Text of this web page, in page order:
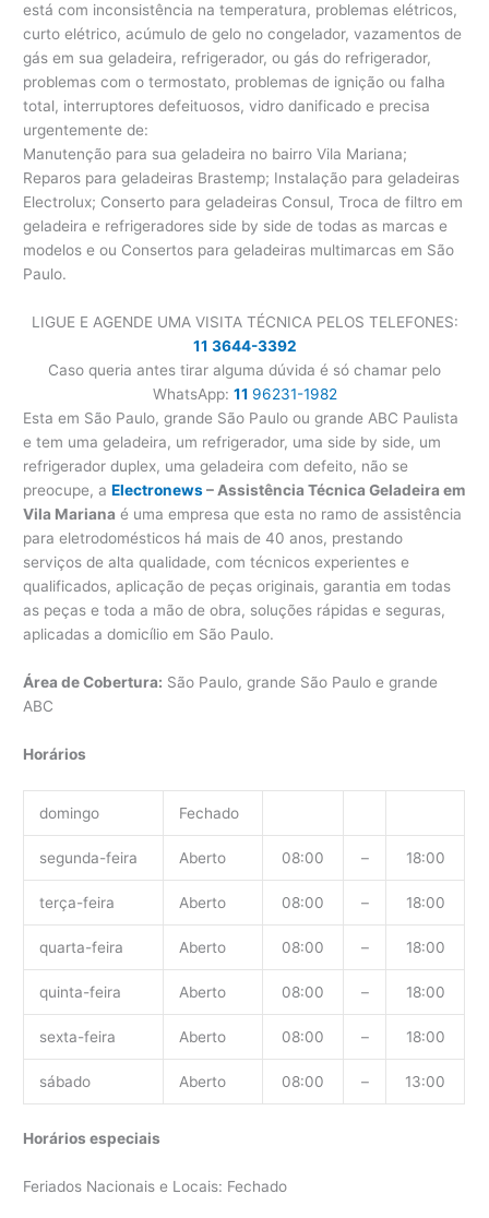
está com inconsistência na temperatura, problemas elétricos,
curto elétrico, acúmulo de gelo no congelador, vazamentos de
gás em sua geladeira, refrigerador, ou gás do refrigerador,
problemas com o termostato, problemas de ignição ou falha
total, interruptores defeituosos, vidro danificado e precisa
urgentemente de:
Manutenção para sua geladeira no bairro Vila Mariana;
Reparos para geladeiras Brastemp; Instalação para geladeiras
Electrolux; Conserto para geladeiras Consul, Troca de filtro em
geladeira e refrigeradores side by side de todas as marcas e
modelos e ou Consertos para geladeiras multimarcas em São
Paulo.
LIGUE E AGENDE UMA VISITA TÉCNICA PELOS TELEFONES:
11 3644-3392
Caso queria antes tirar alguma dúvida é só chamar pelo
WhatsApp: 11 96231-1982
Esta em São Paulo, grande São Paulo ou grande ABC Paulista
e tem uma geladeira, um refrigerador, uma side by side, um
refrigerador duplex, uma geladeira com defeito, não se
preocupe, aElectronews– Assistência Técnica Geladeira em
Vila Mariana é uma empresa que esta no ramo de assistência
para eletrodomésticos há mais de 40 anos, prestando
serviços de alta qualidade, com técnicos experientes e
qualificados, aplicação de peças originais, garantia em todas
as peças e toda a mão de obra, soluções rápidas e seguras,
aplicadas a domicílio em São Paulo.
Área de Cobertura: São Paulo, grande São Paulo e grande
ABC
Horários
domingo Fechado
segunda-feira Aberto 08:00 – 18:00
terça-feira Aberto 08:00 – 18:00
quarta-feira Aberto 08:00 – 18:00
quinta-feira Aberto 08:00 – 18:00
sexta-feira Aberto 08:00 – 18:00
sábado Aberto 08:00 – 13:00
Horários especiais
Feriados Nacionais e Locais: Fechado